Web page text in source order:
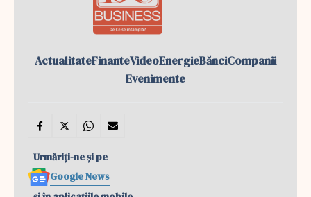
ActualitateFinanteVideoEnergieBănciCompanii
Evenimente
Urmăriți-ne și pe
Google News